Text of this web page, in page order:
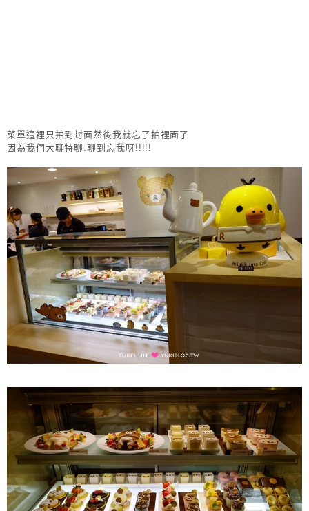
菜單這裡只拍到封面然後我就忘了拍裡面了
因為我們大聊特聊.聊到忘我呀!!!!!